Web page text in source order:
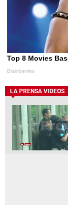
LA PRENSA VIDEOS